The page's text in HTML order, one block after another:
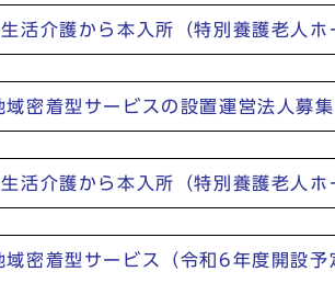
活介護から本入所（特別養護老人
域密着型サービスの設置運営法人募
活介護から本入所（特別養護老人
域密着型サービス（令和6年度開設